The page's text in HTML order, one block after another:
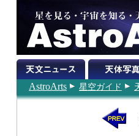
AstroArts 星空ガイド